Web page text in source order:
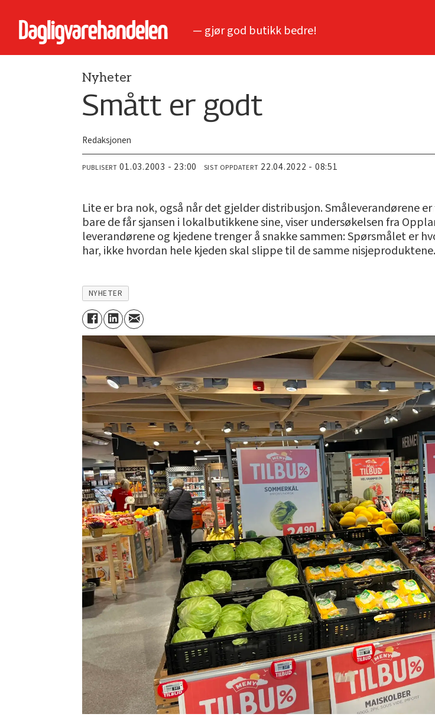
— gjør god butikk bedre!
Nyheter
Smått er godt
Redaksjonen
PUBLISERT 01.03.2003 - 23:00 SIST OPPDATERT 22.04.2022 - 08:51
Lite er bra nok, også når det gjelder distribusjon. Småleverandørene
bare de får sjansen i lokalbutikkene sine, viser undersøkelsen fra
leverandørene og kjedene trenger å snakke sammen: Spørsmålet
har, ikke hvordan hele kjeden skal slippe til de samme nisjeproduktene.
NYHETER